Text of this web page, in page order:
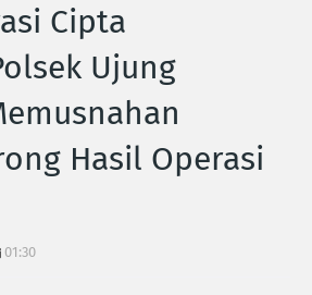
Cipta
Ujung
Hasil Operasi
01:30